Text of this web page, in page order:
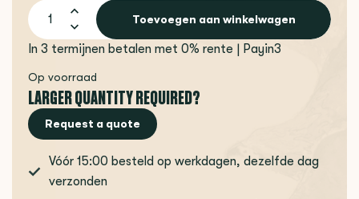
Toevoegen aan winkelwagen
In 3 termijnen betalen met 0% rente | Payin3
Op voorraad
LARGER QUANTITY REQUIRED?
Request a quote
Vóór 15:00 besteld op werkdagen, dezelfde dag
verzonden